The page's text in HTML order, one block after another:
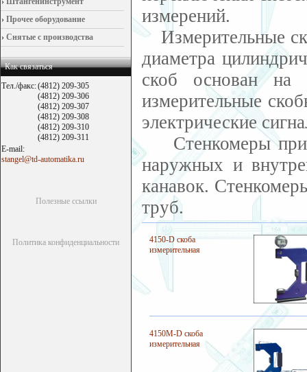
измерений.
Измерительные
диаметра
скоб основан на
измерительные
электрические
Стенкомеры
наружных и
канавок.
труб.
4150-D скоба
измерительная
4150M-D скоба
измерительная
› Прочее оборудование
› Снятые с производства
Как связаться
Тел./факс:(4812) 209-305
(4812) 209-306
(4812) 209-307
(4812) 209-308
(4812) 209-310
(4812) 209-311
E-mail:
stangel@td-automatika.ru
Полезные ссылки
Политика конфиденциальности